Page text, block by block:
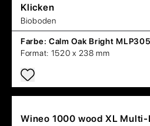
Klicken
Bioboden
Farbe: Calm Oak Bright
Format: 1520 x 238 mm
Wineo 1000 wood XL Multi-